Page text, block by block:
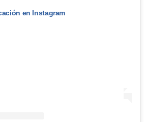
en Instagram